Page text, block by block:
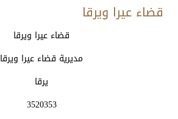
قضاء عيرا ويرقا
هاتففاكس
قضاء عيرا ويرقا
مديرية قضاء عيرا ويرقا
يرقا
3520353